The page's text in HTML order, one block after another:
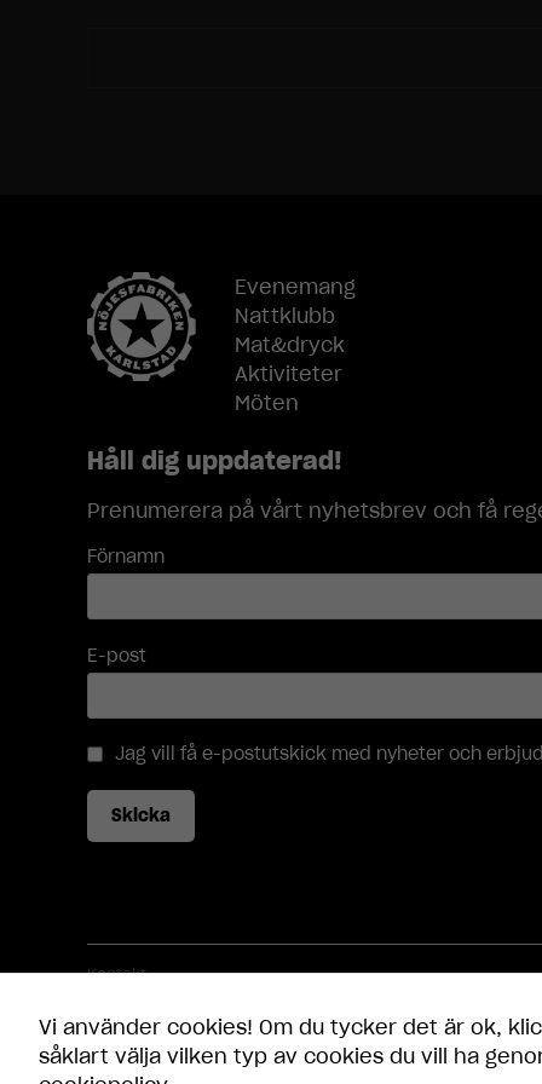
Evenemang
Nattklubb
Mat&dryck
Aktiviteter
Möten
Håll dig uppdaterad!
Prenumerera på vårt nyhetsbrev och få
Förnamn
E-post
Jag vill få e-postutskick med nyheter och
Skicka
Kontakt
Integritetspolicy
Cookie-inställningar
Vi använder cookies! Om du tycker det är ok,
såklart välja vilken typ av cookies du vill ha